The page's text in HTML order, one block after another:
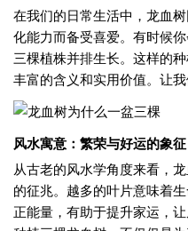
在我们的日常生活中，龙血
化能力而备受喜爱。有时候
三棵植株并排生长。这样的
丰富的含义和实用价值。让我
风水寓意：繁荣与好运的象征
从古老的风水学角度来看，
的征兆。越多的叶片意味着
正能量，有助于提升家运，